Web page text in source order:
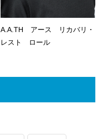
A.A.TH アース リカバリ・
レスト ロール